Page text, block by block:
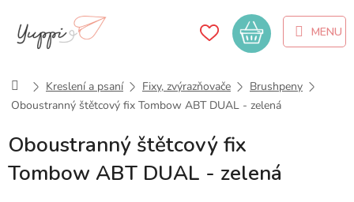
obsah
Nákupní
košík
DomůKreslení a psaní Fixy, zvýrazňovače
Brushpeny
Oboustranný štětcový fix Tombow ABT DUAL - zelená
Oboustranný štětcový fix
Tombow ABT DUAL - zelená